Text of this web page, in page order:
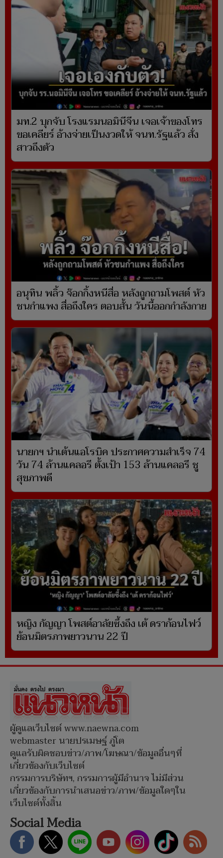
มท.2 บุกจับ โรงแรมนอมินีจีน เจอเจ้าของโทร
ขอเคลียร์ อ้างจ่ายเป็นงวดให้ จนท.รัฐแล้ว สั่ง
สาวถึงตัว
อนุทิน พลิ้ว จ๊อกกิ้งหนีสื่อ หลังถูกถามโพสต์ หัว
ชนกำแพง สื่อถึงใคร ตอบสั้น วันนี้ออกกำลังกาย
นายกฯ นำเต้นแอโรบิค ประกาศความสำเร็จ 74
วัน 74 ล้านแคลอรี ตั้งเป้า 153 ล้านแคลอรี ชู
สุขภาพดี
หญิง กัญญา โพสต์อาลัยซึ้งถึง เต้ ดราก้อนไฟว์
ย้อนมิตรภาพยาวนาน 22 ปี
ผู้ดูแลเว็บไซต์ www.naewna.com
webmaster นายปรเมษฐ์ ภู่โต
ดูแลรับผิดชอบข่าว/ภาพ/โฆษณา/ข้อมูลอื่นๆที่
เกี่ยวข้องกับเว็บไซต์
กรรมการบริษัทฯ, กรรมการผู้มีอำนาจ ไม่มีส่วน
เกี่ยวข้องกับการนำเสนอข่าว/ภาพ/ข้อมูลใดๆใน
เว็บไซต์ทั้งสิ้น
Social Media